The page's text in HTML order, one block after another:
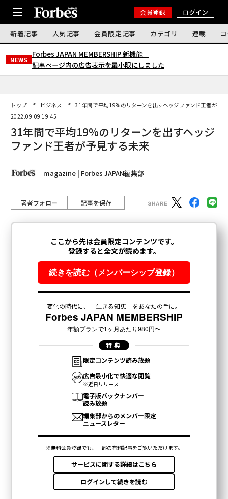
会員登録 ログイン
新着記事 人気記事 会員限定記事 カテゴリ 連載
NEWS
Forbes JAPAN MEMBERSHIP 新機能｜
記事ページ内の広告表示を最小限にしました
トップ ビジネス
31年間で平均19%のリターンを出すヘッジファンド王者が予
2022.09.09 19:45
31年間で平均19%のリターンを出すヘッジ
ファンド王者が予見する未来
magazine | Forbes JAPAN編集部
著者フォロー 記事を保存